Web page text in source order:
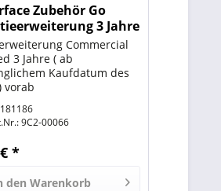
Zubehör Go
3 Jahre
Commercial
3 Jahre ( ab
Kaufdatum des
vorab
für Surface Go Nur
mit Endkundendaten &
Bestellung
9C2-00066
*
den Warenkorb